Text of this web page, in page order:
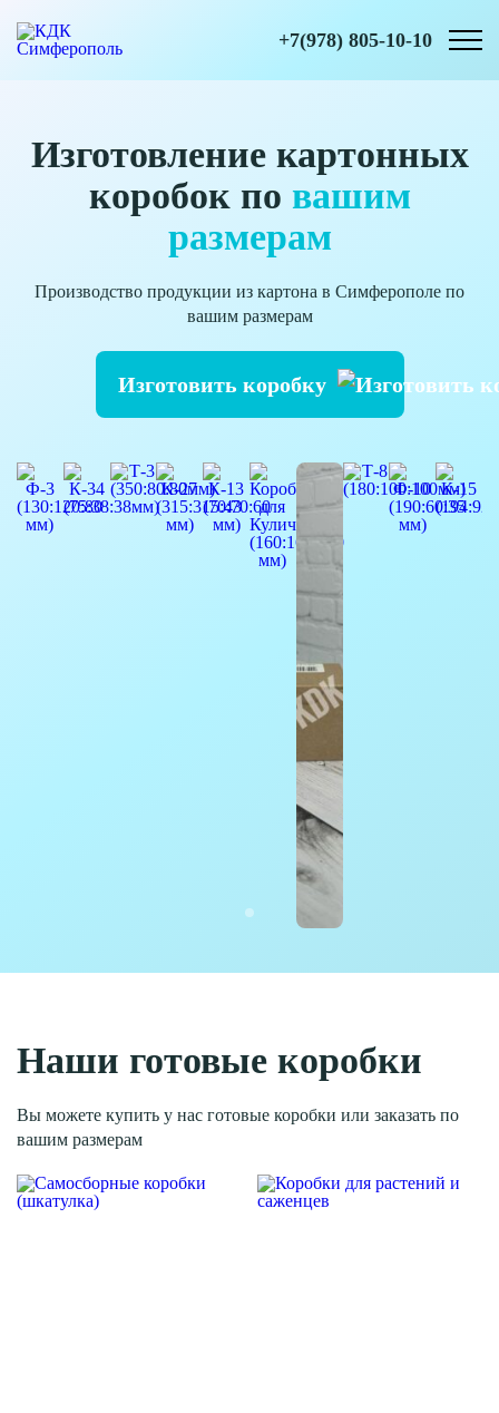
+7(978) 805-10-10
Изготовление картонных
коробок по вашим
размерам
Производство продукции из картона в Симферополе по
вашим размерам
Изготовить коробку
Наши готовые коробки
Вы можете купить у нас готовые коробки или заказать по
вашим размерам